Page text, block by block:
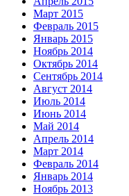
Март 2015
Февраль 2015
Январь 2015
Ноябрь 2014
Октябрь 2014
Сентябрь 2014
Август 2014
Июль 2014
Июнь 2014
Май 2014
Апрель 2014
Март 2014
Февраль 2014
Январь 2014
Ноябрь 2013